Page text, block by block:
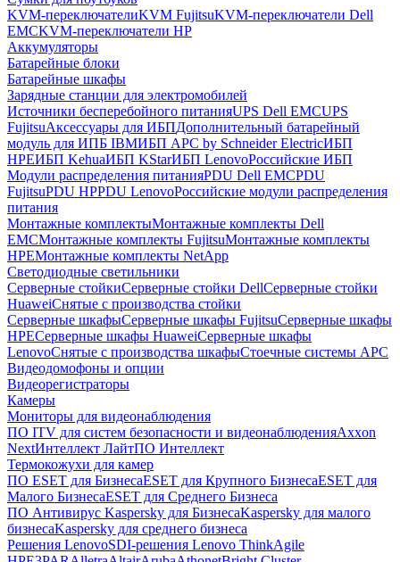
KVM-переключателиKVM FujitsuKVM-переключатели Dell
EMCKVM-переключатели HP
Аккумуляторы
Батарейные блоки
Батарейные шкафы
Зарядные станции для электромобилей
Источники бесперебойного питанияUPS Dell EMCUPS
FujitsuАксессуары для ИБПДополнительный батарейный
модуль для ИПБ IBMИБП APC by Schneider ElectricИБП
HPEИБП KehuaИБП KStarИБП LenovoРоссийские ИБП
Модули распределения питанияPDU Dell EMCPDU
FujitsuPDU HPPDU LenovoРоссийские модули распределения
питания
Монтажные комплектыМонтажные комплекты Dell
EMCМонтажные комплекты FujitsuМонтажные комплекты
HPEМонтажные комплекты NetApp
Светодиодные светильники
Серверные стойкиСерверные стойки DellСерверные стойки
HuaweiСнятые с производства стойки
Серверные шкафыСерверные шкафы FujitsuСерверные шкафы
HPEСерверные шкафы HuaweiСерверные шкафы
LenovoСнятые с производства шкафыСтоечные системы APC
Видеодомофоны и опции
Видеорегистраторы
Камеры
Мониторы для видеонаблюдения
ПО ITV для систем безопасности и видеонаблюденияAxxon
NextИнтеллект ЛайтПО Интеллект
Термокожухи для камер
ПО ESET для БизнесаESET для Крупного БизнесаESET для
Малого БизнесаESET для Среднего Бизнеса
ПО Антивирус Kaspersky для БизнесаKaspersky для малого
бизнесаKaspersky для среднего бизнеса
Решения LenovoSDI-решения Lenovo ThinkAgile